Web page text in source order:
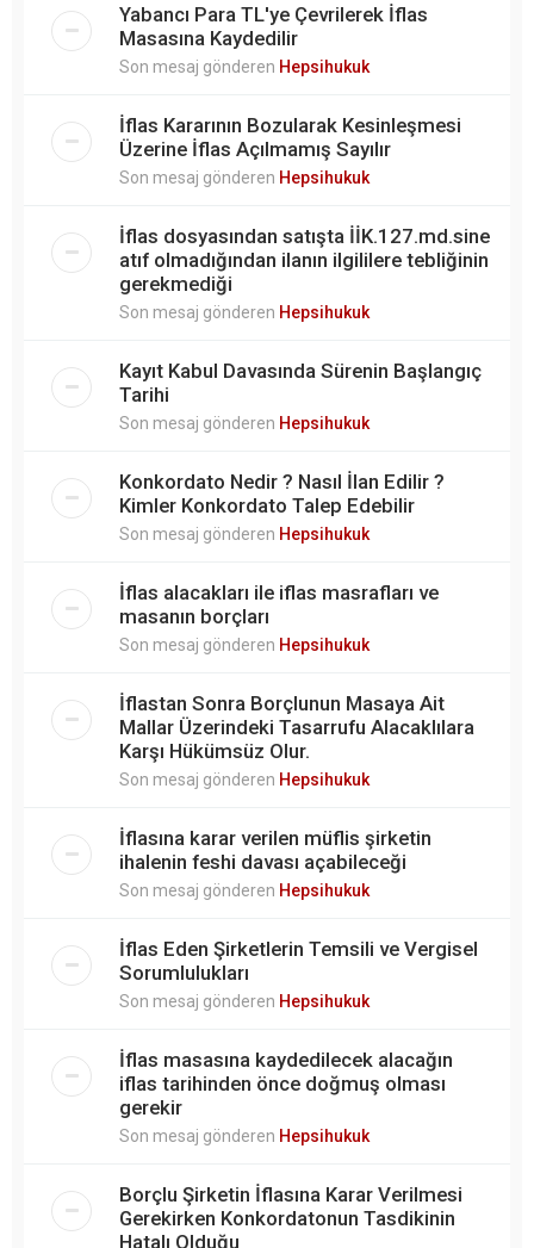
Yabancı Para TL'ye Çevrilerek İflas
Masasına Kaydedilir
Son mesaj gönderen Hepsihukuk
İflas Kararının Bozularak Kesinleşmesi
Üzerine İflas Açılmamış Sayılır
Son mesaj gönderen Hepsihukuk
İflas dosyasından satışta İİK.127.md.sine
atıf olmadığından ilanın ilgililere tebliğinin
gerekmediği
Son mesaj gönderen Hepsihukuk
Kayıt Kabul Davasında Sürenin Başlangıç
Tarihi
Son mesaj gönderen Hepsihukuk
Konkordato Nedir ? Nasıl İlan Edilir ?
Kimler Konkordato Talep Edebilir
Son mesaj gönderen Hepsihukuk
İflas alacakları ile iflas masrafları ve
masanın borçları
Son mesaj gönderen Hepsihukuk
İflastan Sonra Borçlunun Masaya Ait
Mallar Üzerindeki Tasarrufu Alacaklılara
Karşı Hükümsüz Olur.
Son mesaj gönderen Hepsihukuk
İflasına karar verilen müflis şirketin
ihalenin feshi davası açabileceği
Son mesaj gönderen Hepsihukuk
İflas Eden Şirketlerin Temsili ve Vergisel
Sorumlulukları
Son mesaj gönderen Hepsihukuk
İflas masasına kaydedilecek alacağın
iflas tarihinden önce doğmuş olması
gerekir
Son mesaj gönderen Hepsihukuk
Borçlu Şirketin İflasına Karar Verilmesi
Gerekirken Konkordatonun Tasdikinin
Hatalı Olduğu